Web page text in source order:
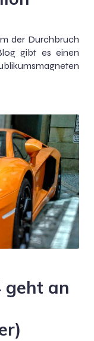
der Durchbruch
gibt es einen
geht an